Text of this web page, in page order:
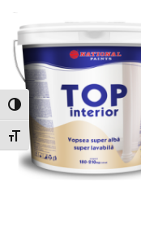
Toggle High Contrast
Toggle Font size